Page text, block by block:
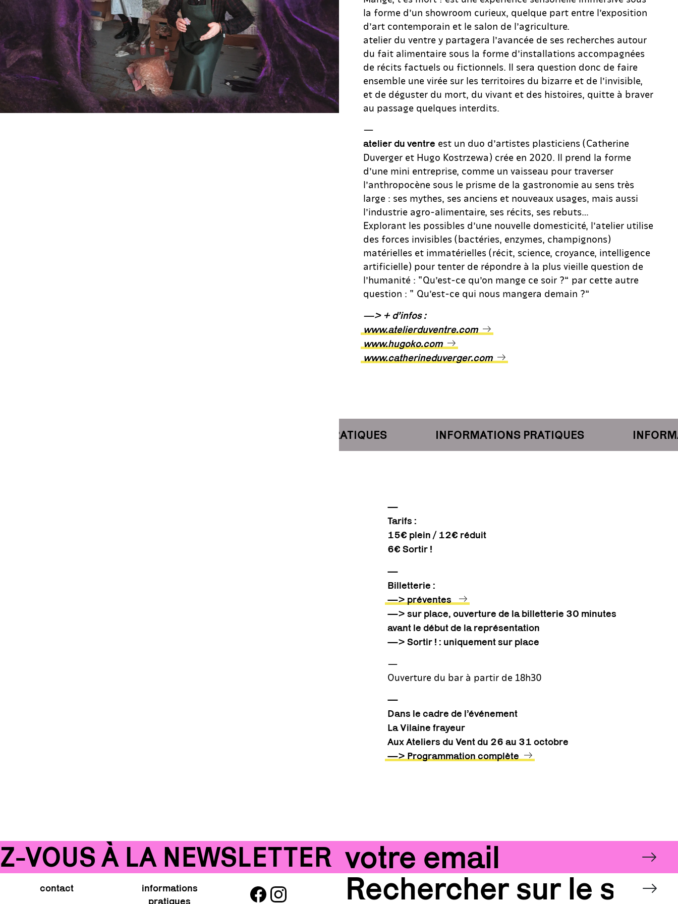
la forme d’un showroom curieux, quelque part entre l’exposition
d’art contemporain et le salon de l’agriculture.
atelier du ventre y partagera l’avancée de ses recherches autour
du fait alimentaire sous la forme d’installations accompagnées
de récits factuels ou fictionnels. Il sera question donc de faire
ensemble une virée sur les territoires du bizarre et de l’invisible,
et de déguster du mort, du vivant et des histoires, quitte à braver
au passage quelques interdits.
—
atelier du ventre est un duo d’artistes plasticiens (Catherine
Duverger et Hugo Kostrzewa) crée en 2020. Il prend la forme
d’une mini entreprise, comme un vaisseau pour traverser
l’anthropocène sous le prisme de la gastronomie au sens très
large : ses mythes, ses anciens et nouveaux usages, mais aussi
l’industrie agro-alimentaire, ses récits, ses rebuts…
Explorant les possibles d’une nouvelle domesticité, l’atelier utilise
des forces invisibles (bactéries, enzymes, champignons)
matérielles et immatérielles (récit, science, croyance, intelligence
artificielle) pour tenter de répondre à la plus vieille question de
l’humanité : “Qu’est-ce qu’on mange ce soir ?” par cette autre
question : “ Qu’est-ce qui nous mangera demain ?”
—> + d’infos :
www.atelierduventre.com
www.hugoko.com
www.catherineduverger.com
INFORMATIONS PRATIQUES INFORMATIONS PRATIQUES
—
Tarifs :
15€ plein / 12€ réduit
6€ Sortir !
—
Billetterie :
—> préventes
—> sur place, ouverture de la billetterie 30 minutes
avant le début de la représentation
—> Sortir ! : uniquement sur place
—
Ouverture du bar à partir de 18h30
—
Dans le cadre de l’événement
La Vilaine frayeur
Aux Ateliers du Vent du 26 au 31 octobre
—> Programmation complète
À LA NEWSLETTER !!! ABONNEZ-VOUS À LA
Email
contact
informations
pratiques
facebookinstagram